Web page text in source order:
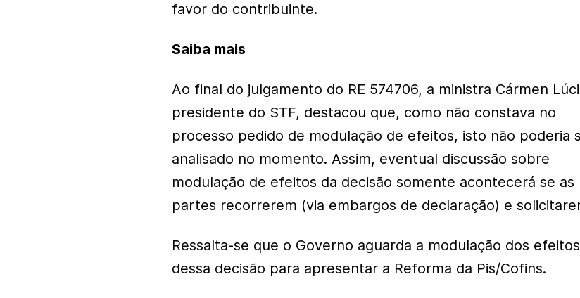
favor do contribuinte.
Saiba mais
Ao final do julgamento do RE 574706, a ministra Cármen
presidente do STF, destacou que, como não constava no
processo pedido de modulação de efeitos, isto não poderia
analisado no momento. Assim, eventual discussão sobre
modulação de efeitos da decisão somente acontecerá se as
partes recorrerem (via embargos de declaração) e
Ressalta-se que o Governo aguarda a modulação dos efeitos
dessa decisão para apresentar a Reforma da Pis/Cofins.